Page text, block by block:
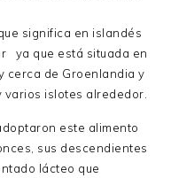
significa en islandés
ya que está situada en
cerca de Groenlandia y
islotes alrededor.
este alimento
sus descendientes
lácteo que